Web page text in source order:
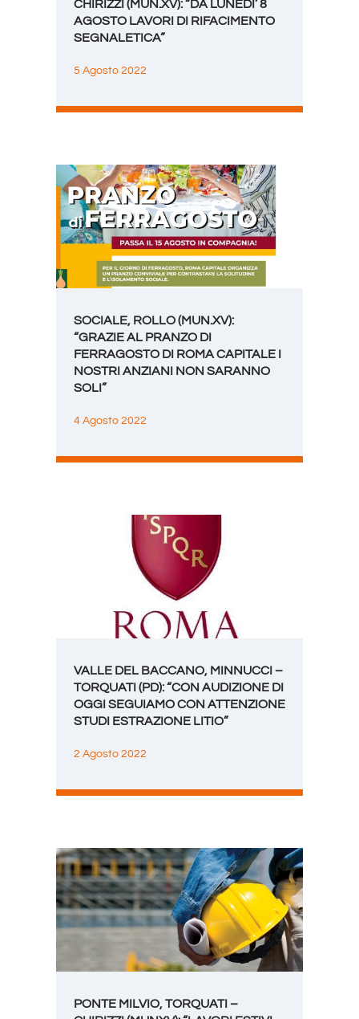
CHIRIZZI (MUN.XV): “DA LUNEDI’ 8
AGOSTO LAVORI DI RIFACIMENTO
SEGNALETICA”
5 Agosto 2022
SOCIALE, ROLLO (MUN.XV):
“GRAZIE AL PRANZO DI
FERRAGOSTO DI ROMA CAPITALE I
NOSTRI ANZIANI NON SARANNO
SOLI”
4 Agosto 2022
VALLE DEL BACCANO, MINNUCCI –
TORQUATI (PD): “CON AUDIZIONE DI
OGGI SEGUIAMO CON ATTENZIONE
STUDI ESTRAZIONE LITIO”
2 Agosto 2022
PONTE MILVIO, TORQUATI –